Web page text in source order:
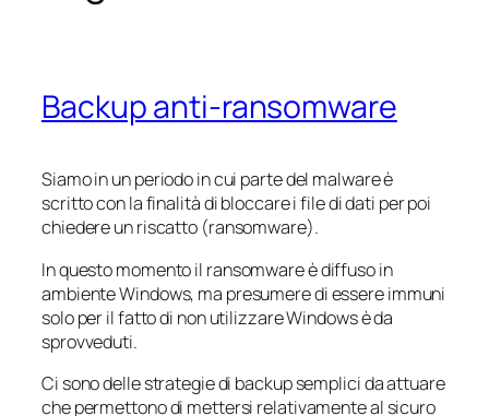
Backup anti-ransomware
Siamo in un periodo in cui parte del malware è
scritto con la finalità di bloccare i file di dati per poi
chiedere un riscatto (ransomware).
In questo momento il ransomwareè diffuso in
ambiente Windows, ma presumere di essere immuni
solo per il fatto di non utilizzare Windows è da
sprovveduti.
Ci sono delle strategie di backup semplici da attuare
che permettono di mettersi relativamente al sicuro